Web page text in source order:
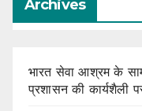
Archives
भारत सेवा आश्रम के
प्रशासन की कार्यशैली